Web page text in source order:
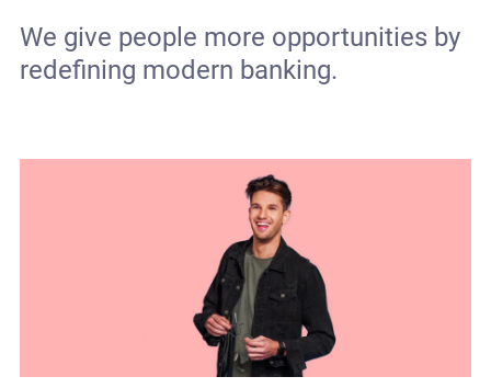
We give people more opportunities by
redefining modern banking.